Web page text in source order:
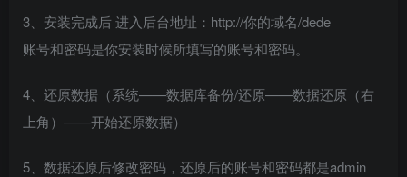
3、安装完成后 进入后台地址：http://你的域名/dede
账号和密码是你安装时候所填写的账号和密码。
4、还原数据（系统——数据库备份/还原——数据还原（右
上角）——开始还原数据）
5、数据还原后修改密码，还原后的账号和密码都是admin